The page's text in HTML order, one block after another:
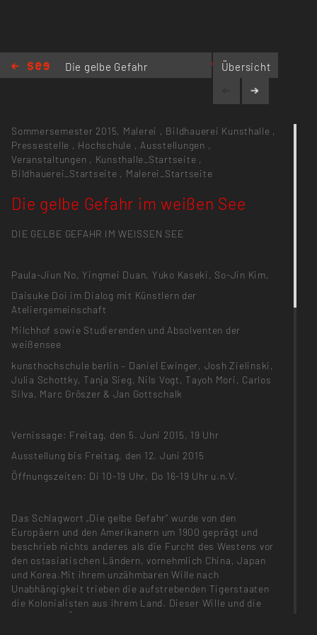
Die gelbe Gefahr
Übersicht
www.kunsthalle.kh-berlin.de
Sommersemester 2015, Malerei , Bildhauerei Kunsthalle ,
Pressestelle , Hochschule , Ausstellungen ,
Veranstaltungen , Kunsthalle_Startseite ,
Bildhauerei_Startseite , Malerei_Startseite
Die gelbe Gefahr im weißen See
DIE GELBE GEFAHR IM WEISSEN SEE
Paula-Jiun No, Yingmei Duan, Yuko Kaseki, So-Jin Kim,
Daisuke Doi im Dialog mit Künstlern der
Ateliergemeinschaft
Milchhof sowie Studierenden und Absolventen der
weißensee
kunsthochschule berlin – Daniel Ewinger, Josh Zielinski,
Julia Schottky, Tanja Sieg, Nils Vogt, Tayoh Mori, Carlos
Silva, Marc Gröszer & Jan Gottschalk
Vernissage: Freitag, den 5. Juni 2015, 19 Uhr
Ausstellung bis Freitag, den 12. Juni 2015
Öffnungszeiten: Di 10-19 Uhr, Do 16-19 Uhr u.n.V.
Das Schlagwort „Die gelbe Gefahr“ wurde von den
Europäern und den Amerikanern um 1900 geprägt und
beschrieb nichts anderes als die Furcht des Westens vor
den ostasiatischen Ländern, vornehmlich China, Japan
und Korea.Mit ihrem unzähmbaren Wille nach
Unabhängigkeit trieben die aufstrebenden Tigerstaaten
die Kolonialisten aus ihrem Land. Dieser Wille und die